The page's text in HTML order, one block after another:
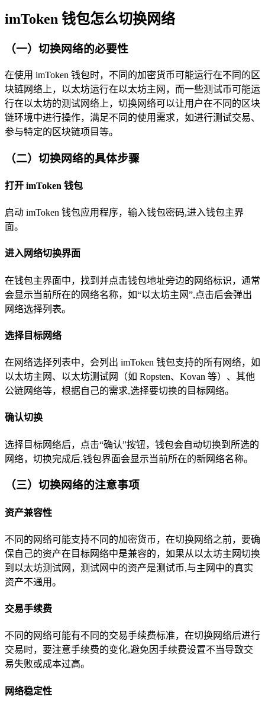
imToken 钱包怎么切换网络
（一）切换网络的必要性
在使用 imToken 钱包时，不同的加密货币可能运行在不同的区
块链网络上，以太坊运行在以太坊主网，而一些测试币可能运
行在以太坊的测试网络上，切换网络可以让用户在不同的区块
链环境中进行操作，满足不同的使用需求，如进行测试交易、
参与特定的区块链项目等。
（二）切换网络的具体步骤
打开 imToken 钱包
启动 imToken 钱包应用程序，输入钱包密码,进入钱包主界
面。
进入网络切换界面
在钱包主界面中，找到并点击钱包地址旁边的网络标识，通常
会显示当前所在的网络名称，如“以太坊主网”,点击后会弹出
网络选择列表。
选择目标网络
在网络选择列表中，会列出 imToken 钱包支持的所有网络，如
以太坊主网、以太坊测试网（如 Ropsten、Kovan 等）、其他
公链网络等，根据自己的需求,选择要切换的目标网络。
确认切换
选择目标网络后，点击“确认”按钮，钱包会自动切换到所选的
网络，切换完成后,钱包界面会显示当前所在的新网络名称。
（三）切换网络的注意事项
资产兼容性
不同的网络可能支持不同的加密货币，在切换网络之前，要确
保自己的资产在目标网络中是兼容的，如果从以太坊主网切换
到以太坊测试网，测试网中的资产是测试币,与主网中的真实
资产不通用。
交易手续费
不同的网络可能有不同的交易手续费标准，在切换网络后进行
交易时，要注意手续费的变化,避免因手续费设置不当导致交
易失败或成本过高。
网络稳定性